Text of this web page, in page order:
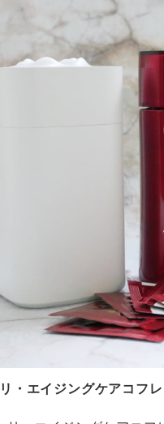
・エイジングケアコフ